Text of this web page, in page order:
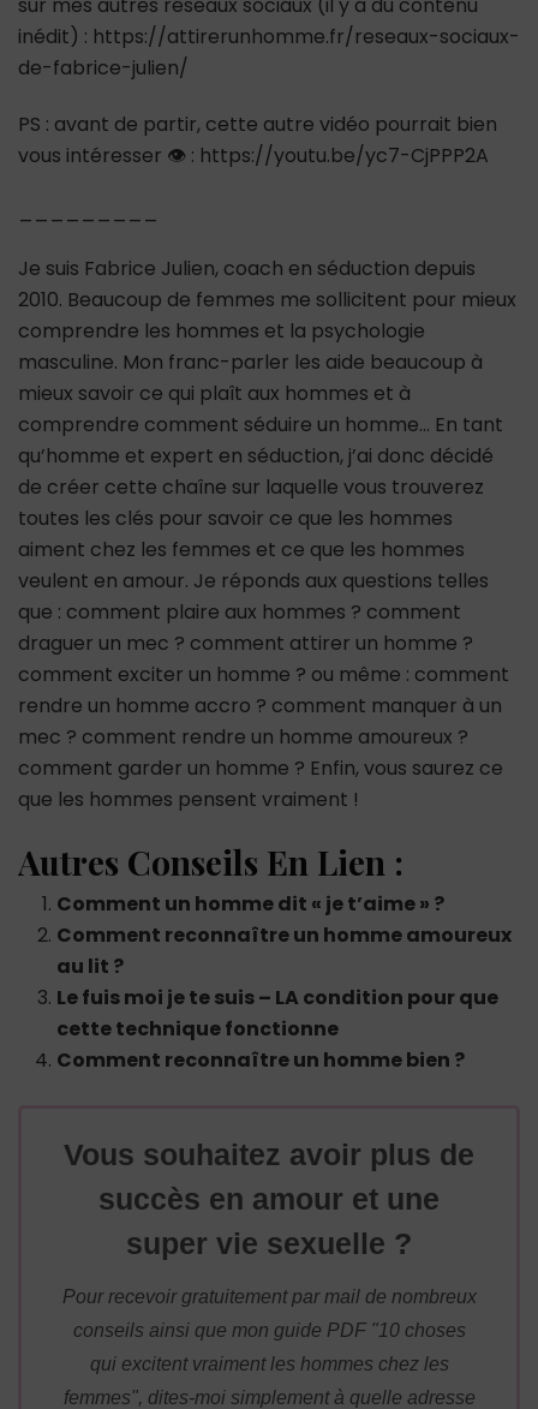
inédit) : https://attirerunhomme.fr/reseaux-sociaux-
de-fabrice-julien/
PS : avant de partir, cette autre vidéo pourrait bien
vous intéresser 👁 : https://youtu.be/yc7-CjPPP2A
Je suis Fabrice Julien, coach en séduction depuis
2010. Beaucoup de femmes me sollicitent pour mieux
comprendre les hommes et la psychologie
masculine. Mon franc-parler les aide beaucoup à
mieux savoir ce qui plaît aux hommes et à
comprendre comment séduire un homme… En tant
qu’homme et expert en séduction, j’ai donc décidé
de créer cette chaîne sur laquelle vous trouverez
toutes les clés pour savoir ce que les hommes
aiment chez les femmes et ce que les hommes
veulent en amour. Je réponds aux questions telles
que : comment plaire aux hommes ? comment
draguer un mec ? comment attirer un homme ?
comment exciter un homme ? ou même : comment
rendre un homme accro ? comment manquer à un
mec ? comment rendre un homme amoureux ?
comment garder un homme ? Enfin, vous saurez ce
que les hommes pensent vraiment !
Autres Conseils En Lien :
Comment un homme dit « je t’aime » ?
Comment reconnaître un homme amoureux
au lit ?
Le fuis moi je te suis – LA condition pour que
cette technique fonctionne
Comment reconnaître un homme bien ?
Vous souhaitez avoir plus de
succès en amour et une
super vie sexuelle ?
Pour recevoir gratuitement par mail de nombreux
conseils ainsi que mon guide PDF "10 choses
qui excitent vraiment les hommes chez les
femmes", dites-moi simplement à quelle adresse